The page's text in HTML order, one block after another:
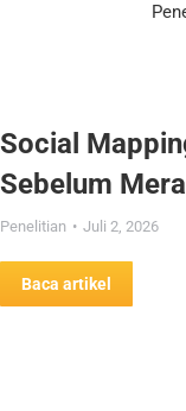
Social
Sebelum
Penelitian Juli 2, 2026
Baca artikel